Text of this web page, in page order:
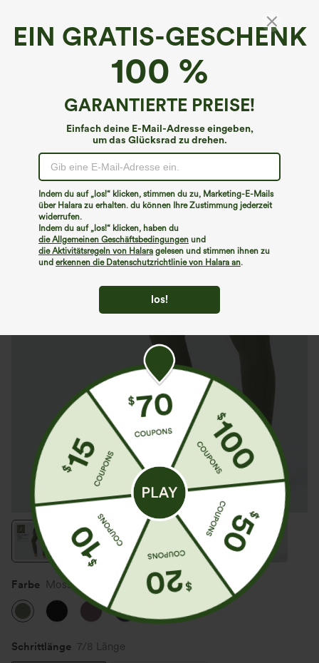
EIN GRATIS-GESCHENK
100 %
GARANTIERTE PREISE!
Einfach deine E-Mail-Adresse eingeben,
um das Glücksrad zu drehen.
Indem du auf „los!“ klicken, stimmen du zu, Marketing-E-Mails
über Halara zu erhalten. du können Ihre Zustimmung jederzeit
widerrufen.
Indem du auf „los!“ klicken, haben du
die Allgemeinen Geschäftsbedingungen und
die Aktivitätsregeln von Halara gelesen und stimmen ihnen zu
und erkennen die Datenschutzrichtlinie von Halara an.
los!
SoftlyZero™ Plüsch-Thermo*
Softlyzero™ Plush Thermal High Waisted
Crossover Side Pocket Yoga Leggings
)
€35,95 EUR
Farbe Moss Green
Schrittlänge️ 7/8 Länge